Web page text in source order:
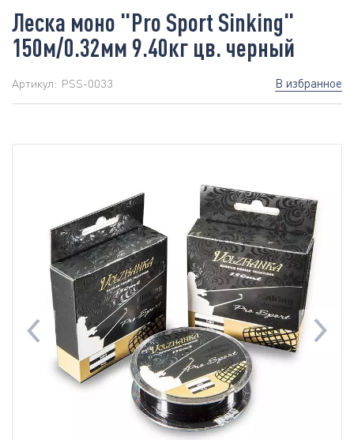
Леска моно "Pro Sport Sinking"
150м/0.32мм 9.40кг цв. черный
Артикул: PSS-0033 В избранное